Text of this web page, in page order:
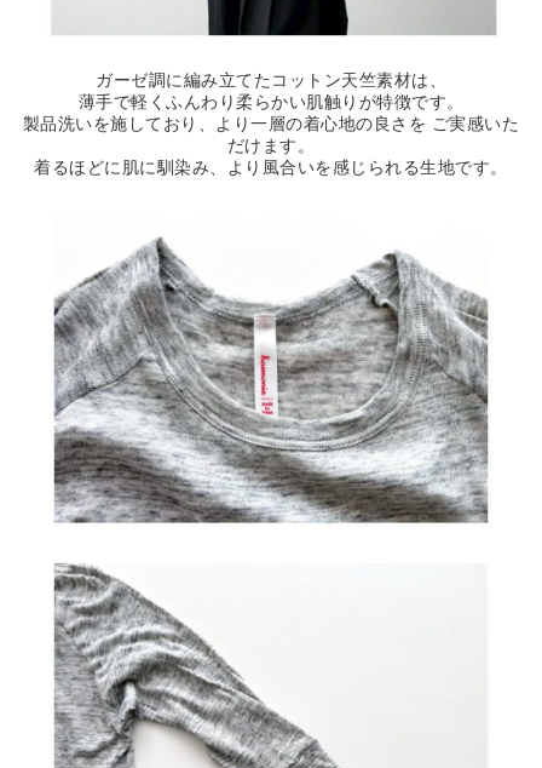
ガーゼ調に編み立てたコットン天竺素材は、
薄手で軽くふんわり柔らかい肌触りが特徴です。
製品洗いを施しており、より一層の着心地の良さを ご実感いた
だけます。
着るほどに肌に馴染み、より風合いを感じられる生地です。